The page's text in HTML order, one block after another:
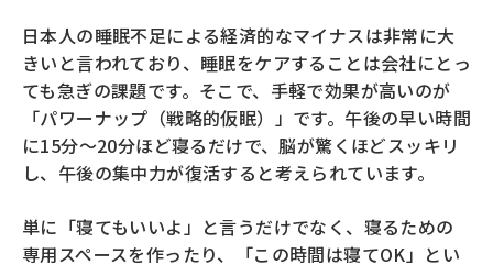
日本人の睡眠不足による経済的なマイナスは非常に大
きいと言われており、睡眠をケアすることは会社にとっ
ても急ぎの課題です。そこで、手軽で効果が高いのが
「パワーナップ（戦略的仮眠）」です。午後の早い時間
に15分〜20分ほど寝るだけで、脳が驚くほどスッキリ
し、午後の集中力が復活すると考えられています。
単に「寝てもいいよ」と言うだけでなく、寝るための
専用スペースを作ったり、「この時間は寝てOK」とい